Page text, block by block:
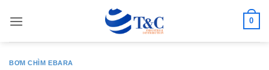
qua
0
BƠM CHÌM EBARA